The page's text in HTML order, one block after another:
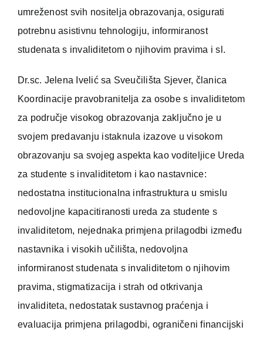
umreženost svih nositelja obrazovanja, osigurati
potrebnu asistivnu tehnologiju, informiranost
studenata s invaliditetom o njihovim pravima i sl.
Dr.sc. Jelena Ivelić sa Sveučilišta Sjever, članica
Koordinacije pravobranitelja za osobe s invaliditetom
za područje visokog obrazovanja zaključno je u
svojem predavanju istaknula izazove u visokom
obrazovanju sa svojeg aspekta kao voditeljice Ureda
za studente s invaliditetom i kao nastavnice:
nedostatna institucionalna infrastruktura u smislu
nedovoljne kapacitiranosti ureda za studente s
invaliditetom, nejednaka primjena prilagodbi između
nastavnika i visokih učilišta, nedovoljna
informiranost studenata s invaliditetom o njihovim
pravima, stigmatizacija i strah od otkrivanja
invaliditeta, nedostatak sustavnog praćenja i
evaluacija primjena prilagodbi, ograničeni financijski